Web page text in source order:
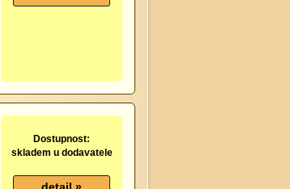
Dostupnost:
skladem u dodavatele